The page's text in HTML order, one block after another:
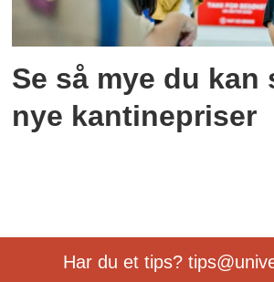
Se så mye du kan
nye kantinepriser
Har du et tips?